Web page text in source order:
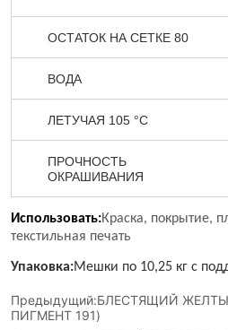
Предыдущий:БЛЕСТЯЩИЙ
ПИГМЕНТ 191)